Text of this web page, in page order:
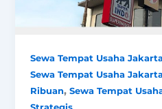
Sewa Tempat Usaha
Sewa Tempat Usaha
Ribuan,Sewa Tempat